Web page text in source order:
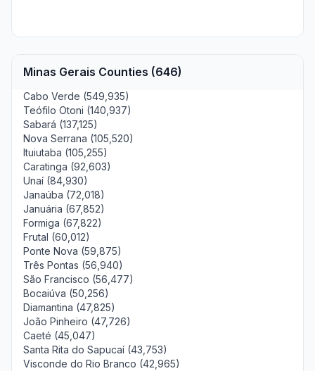
Minas Gerais Counties (646)
Cabo Verde (549,935)
Teófilo Otoni (140,937)
Sabará (137,125)
Nova Serrana (105,520)
Ituiutaba (105,255)
Caratinga (92,603)
Unaí (84,930)
Janaúba (72,018)
Januária (67,852)
Formiga (67,822)
Frutal (60,012)
Ponte Nova (59,875)
Três Pontas (56,940)
São Francisco (56,477)
Bocaiúva (50,256)
Diamantina (47,825)
João Pinheiro (47,726)
Caeté (45,047)
Santa Rita do Sapucaí (43,753)
Visconde do Rio Branco (42,965)